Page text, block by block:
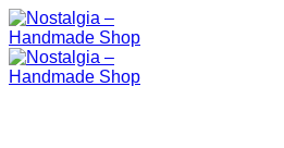
Skip
to
content